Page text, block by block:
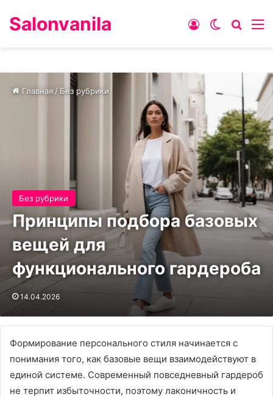
Salonvanila Switch skin
Войти
Главная / Без рубрики
Без рубрики
Принципы подбора базовых
вещей для
функционального гардероба
14.04.2026
Формирование персонального стиля начинается с
понимания того, как базовые вещи взаимодействуют в
единой системе. Современный повседневный гардероб
не терпит избыточности, поэтому лаконичность и